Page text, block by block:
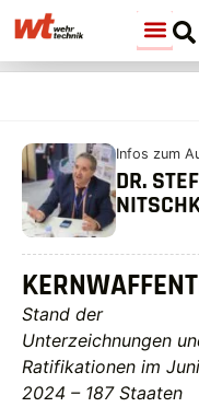
Infos zum
DR.
Stand der
Unterzeichnungen
Ratifikationen im Juni
2024 – 187 Staaten